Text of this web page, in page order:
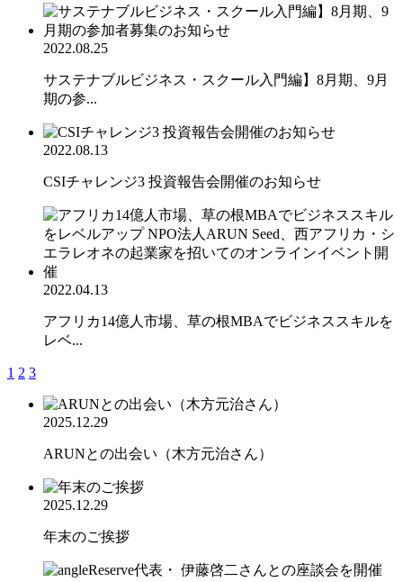
2022.08.25
サステナブルビジネス・スクール入門編】8月期、9月
期の参...
2022.08.13
CSIチャレンジ3 投資報告会開催のお知らせ
2022.04.13
アフリカ14億人市場、草の根MBAでビジネススキルを
レベ...
1 2 3
2025.12.29
ARUNとの出会い（木方元治さん）
2025.12.29
年末のご挨拶